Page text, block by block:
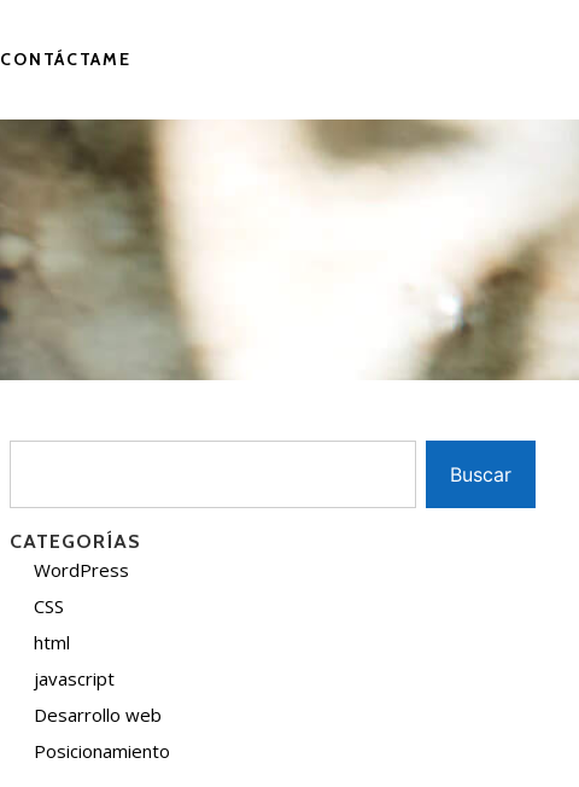
CONTÁCTAME
Buscar
CATEGORÍAS
WordPress
CSS
html
javascript
Desarrollo web
Posicionamiento